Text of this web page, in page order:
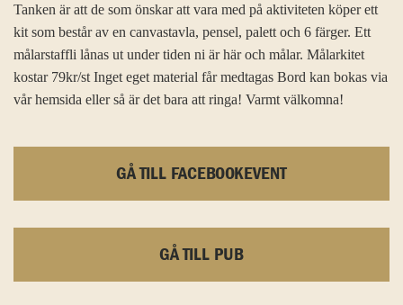
Tanken är att de som önskar att vara med på aktiviteten köper ett
kit som består av en canvastavla, pensel, palett och 6 färger. Ett
målarstaffli lånas ut under tiden ni är här och målar. Målarkitet
kostar 79kr/st Inget eget material får medtagas Bord kan bokas via
vår hemsida eller så är det bara att ringa! Varmt välkomna!
GÅ TILL FACEBOOKEVENT
GÅ TILL PUB